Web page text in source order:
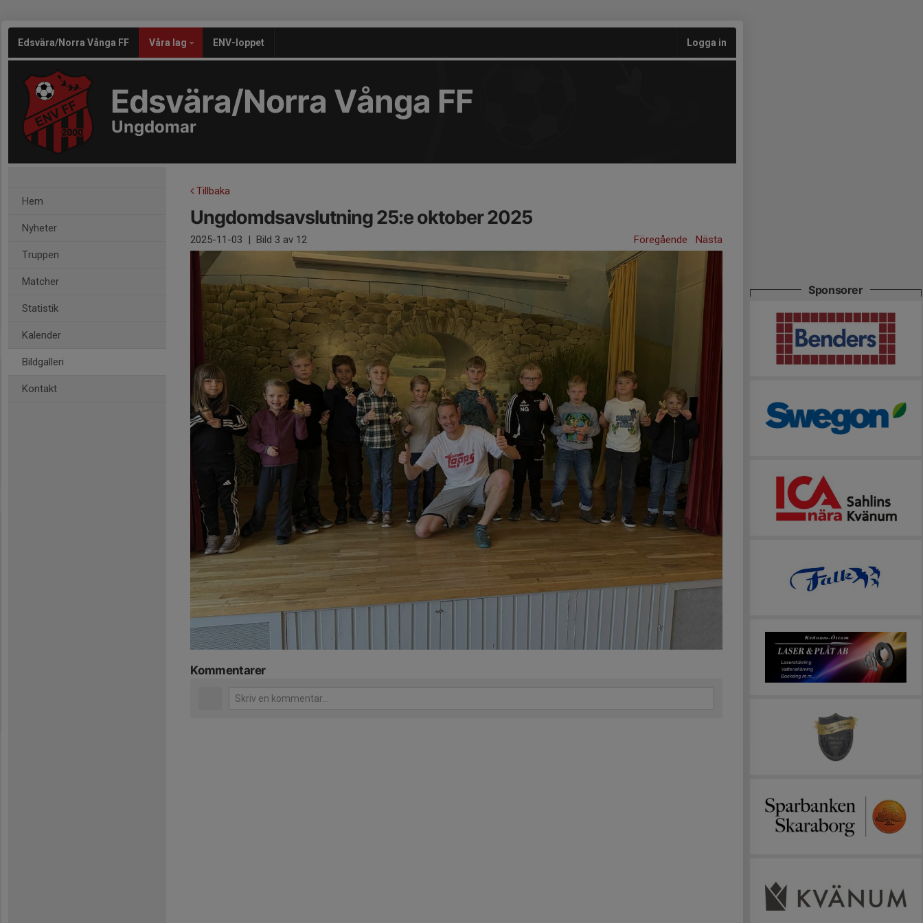
Edsvära/Norra Vånga FF Våra lag ENV-loppet Logga in
Edsvära/Norra Vånga FF
Ungdomar
Hem
Nyheter
Truppen
Matcher
Statistik
Kalender
Bildgalleri
Kontakt
Tillbaka
Ungdomdsavslutning 25:e oktober 2025
2025-11-03 | Bild 3 av 12 Föregående Nästa
Kommentarer
Sponsorer